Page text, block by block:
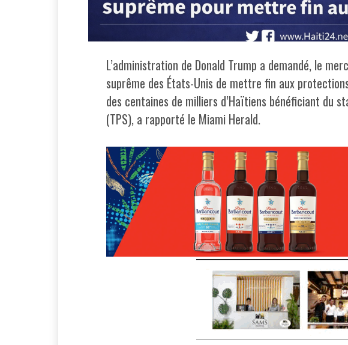
L’administration de Donald Trump a demandé, le
suprême des États-Unis de mettre fin aux
des centaines de milliers d’Haïtiens bénéficiant du
(TPS), a rapporté le Miami Herald.